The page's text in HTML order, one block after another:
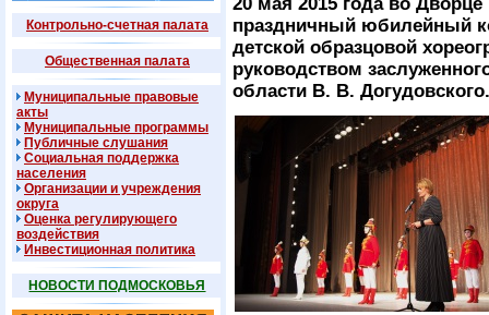
Контрольно-счетная палата
Общественная палата
Муниципальные правовые
акты
Муниципальные программы
Публичные слушания
Социальная поддержка
населения
Организации и учреждения
округа
Оценка регулирующего
воздействия
Инвестиционная политика
НОВОСТИ ПОДМОСКОВЬЯ
праздничный юбилейный
детской образцовой
руководством
области В. В. Догудовского.